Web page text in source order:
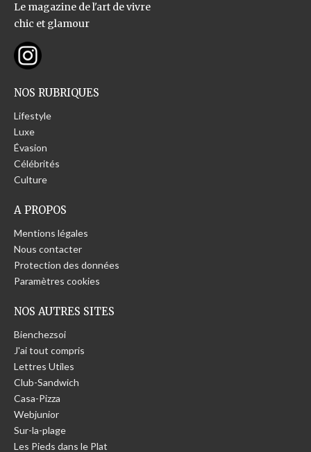
Le magazine de l'art de vivre
chic et glamour
NOS RUBRIQUES
Lifestyle
Luxe
Évasion
Célébrités
Culture
A PROPOS
Mentions légales
Nous contacter
Protection des données
Paramètres cookies
NOS AUTRES SITES
Bienchezsoi
J'ai tout compris
Lettres Utiles
Club-Sandwich
Casa-Pizza
Webjunior
Sur-la-plage
Les Pieds dans le Plat